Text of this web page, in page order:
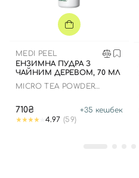
MEDI PEEL
ЕНЗИМНА ПУДРА З
ЧАЙНИМ ДЕРЕВОМ, 70 МЛ
MICRO TEA POWDER
710₴ +35 кешбек
4.97 (59)